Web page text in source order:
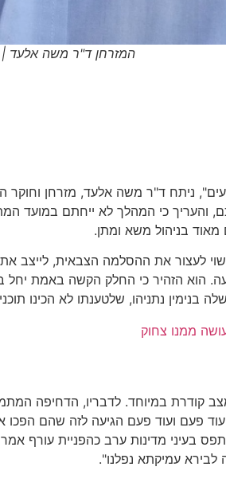
המזרחן ד"ר משה אלעד |
תשעים", ניתח ד"ר משה אלעד, מזרחן
והעריך כי המהלך לא ייחתם במועד
בניהול משא ומתן.
את ההסלמה הצבאית, לייצב את
נתניהו, שלטענתו לא הכינו
ממנו צחוק
קודרת במיוחד. לדבריו, הדחיפה
פעם ועוד פעם הגיעה לזה שהם הפכו
בעיני מדינות ערב כהפניית
לבירא עמיקתא נפלנו".